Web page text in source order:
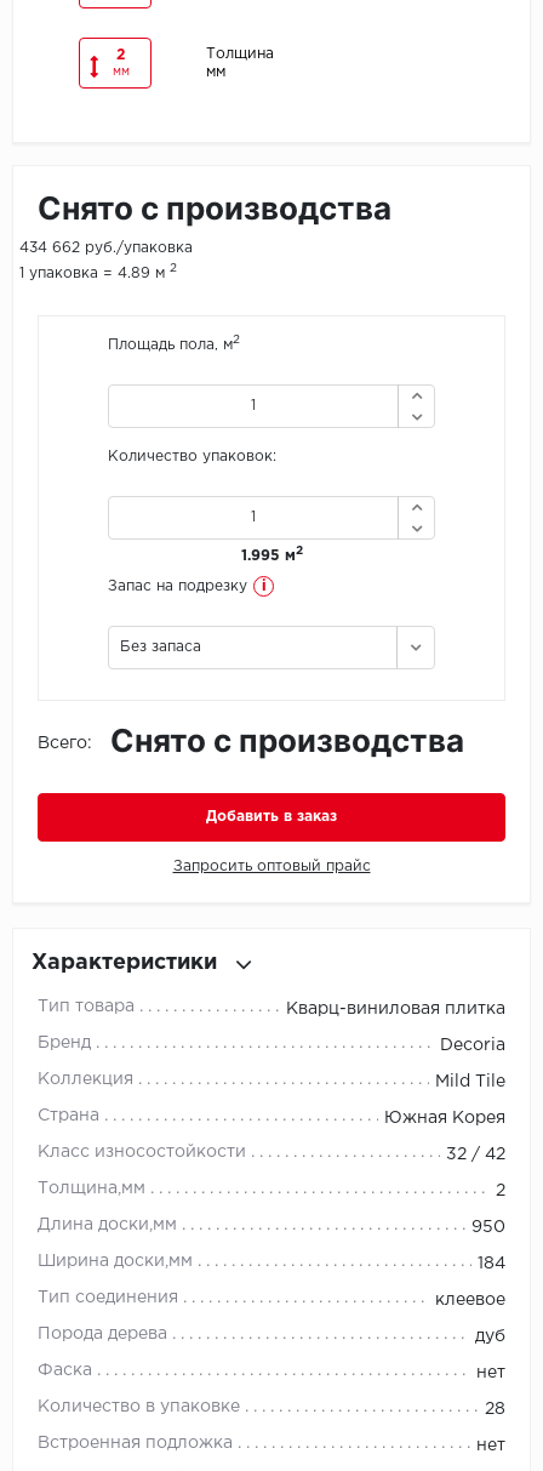
Jinan PDM
KDF
No brand
Pergo
Quality Flooring
Smartprofile
2
мм
Толщина
мм
Снято с производства
434 662 руб./упаковка
1 упаковка = 4.89 м 2
Площадь пола, м2
Количество упаковок:
1.995 м 2
Запас на подрезку i
Без запаса
Всего: Снято с производства
Добавить в заказ
Запросить оптовый прайс
Характеристики
Тип товара Кварц-виниловая плитка
Бренд Decoria
Коллекция Mild Tile
Страна Южная Корея
Класс износостойкости 32 / 42
Толщина,мм 2
Длина доски,мм 950
Ширина доски,мм 184
Тип соединения клеевое
Порода дерева дуб
Фаска нет
Количество в упаковке 28
Встроенная подложка нет